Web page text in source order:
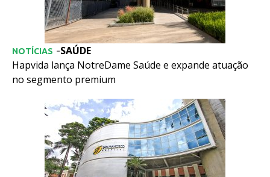
SAÚDE
NOTÍCIAS -
Hapvida lança NotreDame Saúde e expande atuação
no segmento premium